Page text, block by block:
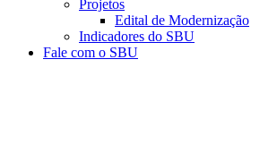
Projetos
Edital de Modernização
Indicadores do SBU
Fale com o SBU